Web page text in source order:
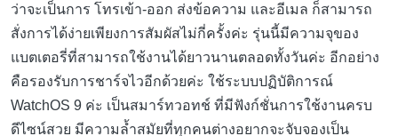
ว่าจะเป็นการ โทรเข้า-ออก ส่งข้อความ และอีเมล ก็สามารถ
สั่งการได้ง่ายเพียงการสัมผัสไม่กี่ครั้งค่ะ รุ่นนี้มีความจุของ
แบตเตอรี่ที่สามารถใช้งานได้ยาวนานตลอดทั้งวันค่ะ อีกอย่าง
คือรองรับการชาร์จไวอีกด้วยค่ะ ใช้ระบบปฏิบัติการณ์
WatchOS 9 ค่ะ เป็นสมาร์ทวอทช์ ที่มีฟังก์ชั่นการใช้งานครบ
ดีไซน์สวย มีความล้ำสมัยที่ทุกคนต่างอยากจะจับจองเป็น